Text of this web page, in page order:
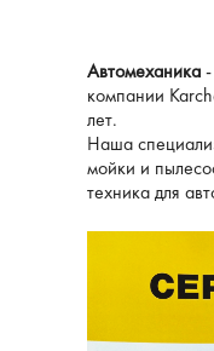
Автомеханика
компании
лет.
Наша
мойки и
техника для